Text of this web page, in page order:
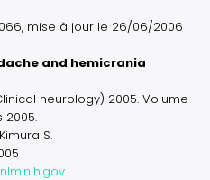
mise à jour le 26/06/2006
and hemicrania
neurology) 2005. Volume
2005.
S.